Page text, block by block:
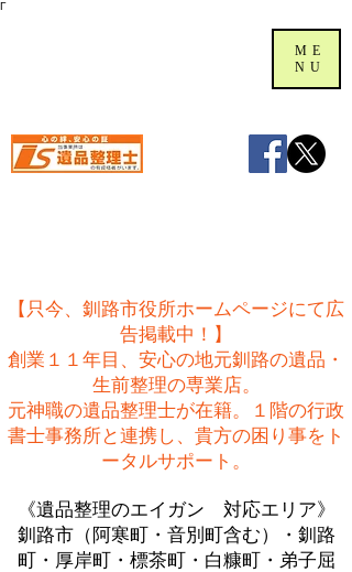
Γ
【只今、釧路市役所ホームページにて広
告掲載中！】
創業１１年目、安心の地元釧路の遺品・
生前整理の専業店。
​元神職の遺品整理士が在籍。１階の行政
書士事務所と連携し、貴方の困り事をト
ータルサポート。
《遺品整理のエイガン 対応エリア》
釧路市（阿寒町・音別町含む）・釧路
町・厚岸町・標茶町・白糠町・弟子屈
ME
NU